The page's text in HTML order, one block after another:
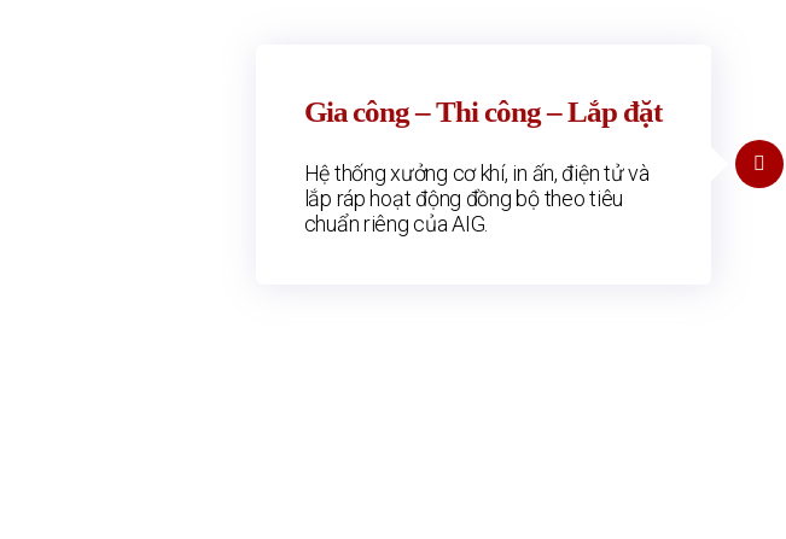
Gia công – Thi công – Lắp đặt
Hệ thống xưởng cơ khí, in ấn, điện tử và
lắp ráp hoạt động đồng bộ theo tiêu
chuẩn riêng của AIG.